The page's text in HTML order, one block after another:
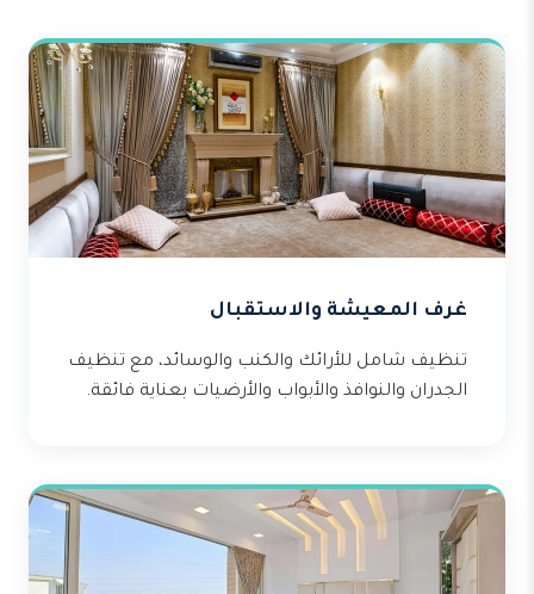
غرف المعيشة والاستقبال
تنظيف شامل للأرائك والكنب والوسائد، مع تنظيف
الجدران والنوافذ والأبواب والأرضيات بعناية فائقة.